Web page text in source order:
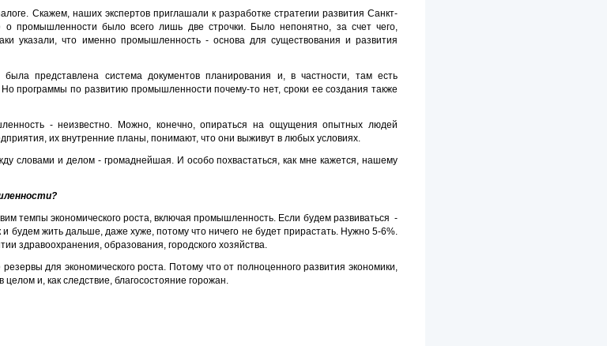
Скажем, наших экспертов приглашали к разработке стратегии развития Санкт-
о промышленности было всего лишь две строчки. Было непонятно, за счет чего,
указали, что именно промышленность - основа для существования и развития
представлена система документов планирования и, в частности, там есть
программы по развитию промышленности почему-то нет, сроки ее создания также
- неизвестно. Можно, конечно, опираться на ощущения опытных людей
их внутренние планы, понимают, что они выживут в любых условиях.
словами и делом - громаднейшая. И особо похвастаться, как мне кажется, нашему
темпы экономического роста, включая промышленность. Если будем развиваться -
и будем жить дальше, даже хуже, потому что ничего не будет прирастать. Нужно 5-6%.
здравоохранения, образования, городского хозяйства.
для экономического роста. Потому что от полноценного развития экономики,
и, как следствие, благосостояние горожан.